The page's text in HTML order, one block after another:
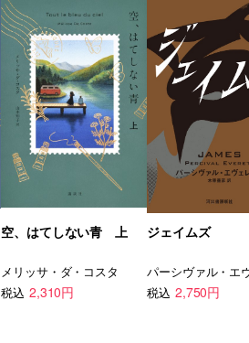
空、はてしない青 上
メリッサ・ダ・コスタ
税込 2,310円
ジェイムズ
税込 2,750円